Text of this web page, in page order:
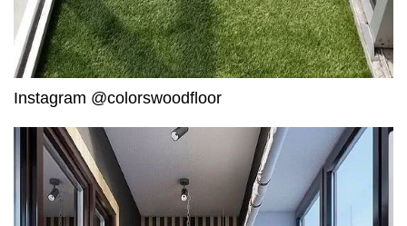
Instagram @colorswoodfloor